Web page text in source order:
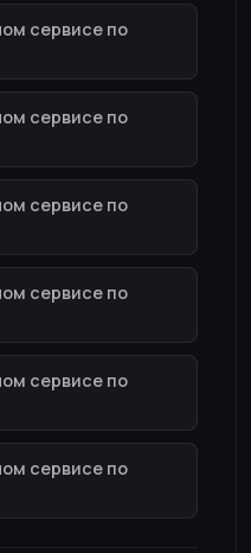
сервисе по
сервисе по
сервисе по
сервисе по
сервисе по
сервисе по